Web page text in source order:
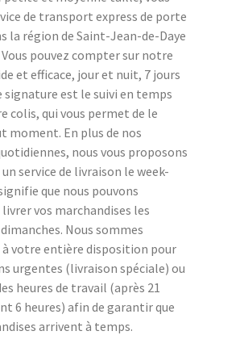
de transport express de porte
la région de Saint-Jean-de-Daye
Vous pouvez compter sur notre
et efficace, jour et nuit, 7 jours
signature est le suivi en temps
colis, qui vous permet de le
moment. En plus de nos
nous vous proposons
service de livraison le week-
que nous pouvons
vos marchandises les
Nous sommes
votre entière disposition pour
urgentes (livraison spéciale) ou
heures de travail (après 21
6 heures) afin de garantir que
arrivent à temps.